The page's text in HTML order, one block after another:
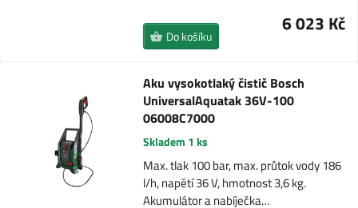
6 023 Kč
Do košíku
Aku vysokotlaký čistič Bosch
UniversalAquatak 36V-100
06008C7000
Skladem 1 ks
Max. tlak 100 bar, max. průtok vody 186
l/h, napětí 36 V, hmotnost 3,6 kg.
Akumulátor a nabíječka…